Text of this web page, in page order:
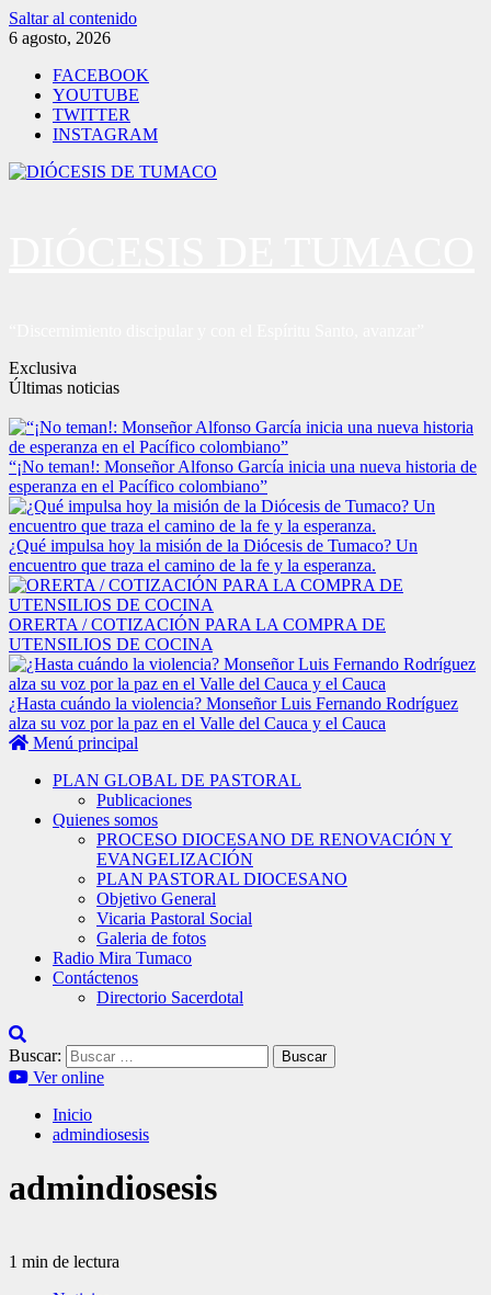
Saltar al contenido
6 agosto, 2026
FACEBOOK
YOUTUBE
TWITTER
INSTAGRAM
Exclusiva
Últimas noticias
“¡No teman!: Monseñor Alfonso García inicia una nueva historia de
esperanza en el Pacífico colombiano”
¿Qué impulsa hoy la misión de la Diócesis de Tumaco? Un
encuentro que traza el camino de la fe y la esperanza.
ORERTA / COTIZACIÓN PARA LA COMPRA DE
UTENSILIOS DE COCINA
¿Hasta cuándo la violencia? Monseñor Luis Fernando Rodríguez
alza su voz por la paz en el Valle del Cauca y el Cauca
Menú principal
PLAN GLOBAL DE PASTORAL
Publicaciones
Quienes somos
PROCESO DIOCESANO DE RENOVACIÓN Y
EVANGELIZACIÓN
PLAN PASTORAL DIOCESANO
Objetivo General
Vicaria Pastoral Social
Galeria de fotos
Radio Mira Tumaco
Contáctenos
Directorio Sacerdotal
Buscar:
Ver online
Inicio
admindiosesis
admindiosesis
1 min de lectura